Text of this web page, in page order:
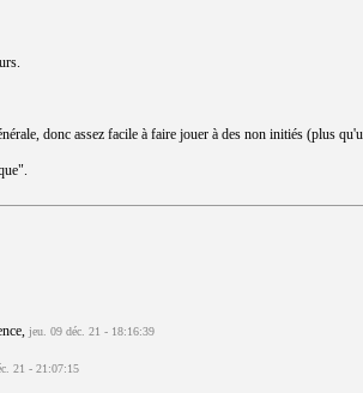
donc assez facile à faire jouer à des non initiés (plus
jeu. 09 déc. 21 - 18:16:39
21 - 21:07:15